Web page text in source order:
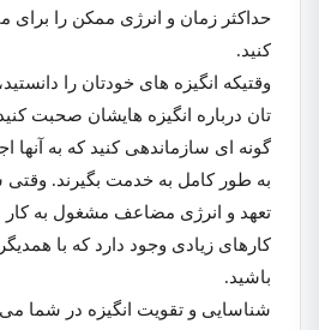
حداکثر زمان و انرژی ممکن را
کنید.
وقتیکه انگیزه های خودتان را
تان درباره انگیزه هایشان صحبت
گونه ای سازماندهی کنید که به آنها
به طور کامل به خدمت بگیرند. وقتی
تعهد و انرژی مضاعف مشغول به کار
کارهای زیادی وجود دارد که با همدیگر
باشید.
شناسایی و تقویت انگیزه در شما می